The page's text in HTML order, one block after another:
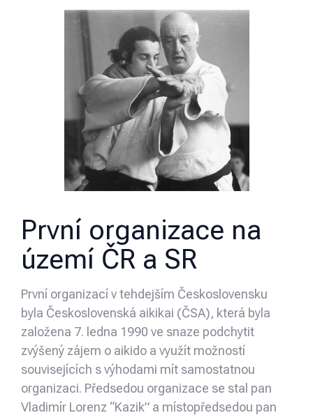
První organizace na
území ČR a SR
První organizací v tehdejším Československu
byla Československá aikikai (ČSA), která byla
založena 7. ledna 1990 ve snaze podchytit
zvýšený zájem o aikido a využít možností
souvisejících s výhodami mít samostatnou
organizaci. Předsedou organizace se stal pan
Vladimír Lorenz “Kazik” a místopředsedou pan